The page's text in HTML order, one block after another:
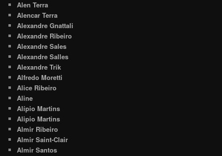
Alen Terra
Alencar Terra
Alexandre Gnattali
Alexandre Ribeiro
Alexandre Sales
Alexandre Salles
Alexandre Trik
Alfredo Moretti
Alice Ribeiro
Aline
Alípio Martins
Alipio Martins
Almir Ribeiro
Almir Saint-Clair
Almir Santos